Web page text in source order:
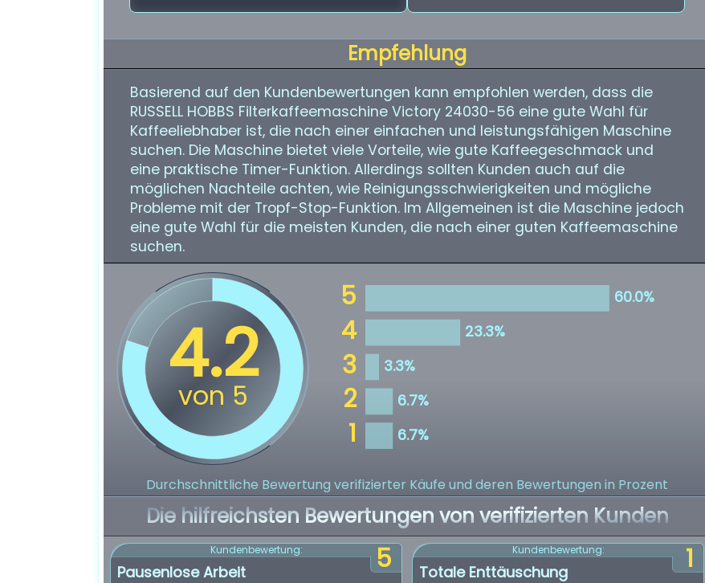
Empfehlung
Basierend auf den Kundenbewertungen kann empfohlen werden, dass die
RUSSELL HOBBS Filterkaffeemaschine Victory 24030-56 eine gute Wahl für
Kaffeeliebhaber ist, die nach einer einfachen und leistungsfähigen Maschine
suchen. Die Maschine bietet viele Vorteile, wie gute Kaffeegeschmack und
eine praktische Timer-Funktion. Allerdings sollten Kunden auch auf die
möglichen Nachteile achten, wie Reinigungsschwierigkeiten und mögliche
Probleme mit der Tropf-Stop-Funktion. Im Allgemeinen ist die Maschine jedoch
eine gute Wahl für die meisten Kunden, die nach einer guten Kaffeemaschine
suchen.
Durchschnittliche Bewertung verifizierter Käufe und deren Bewertungen in Prozent
Die hilfreichsten Bewertungen von verifizierten Kunden
5
Kundenbewertung:
Pausenlose Arbeit 1
Kundenbewertung:
Totale Enttäuschung